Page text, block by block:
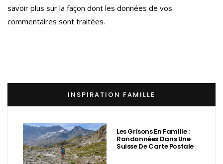
savoir plus sur la façon dont les données de vos
commentaires sont traitées.
INSPIRATION FAMILLE
Les Grisons En Famille :
Randonnées Dans Une
Suisse De Carte Postale